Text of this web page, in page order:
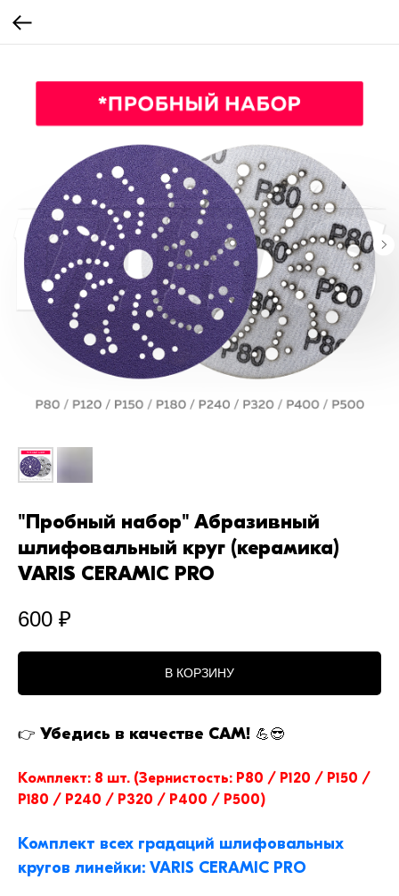
"Пробный набор" Абразивный
шлифовальный круг (керамика)
VARIS CERAMIC PRO
600 ₽
В КОРЗИНУ
👉 Убедись в качестве САМ! 💪😎
Комплект: 8 шт. (Зернистость: P80 / P120 / P150 /
P180 / P240 / P320 / P400 / P500)
Комплект всех градаций шлифовальных
кругов линейки: VARIS CERAMIC PRO